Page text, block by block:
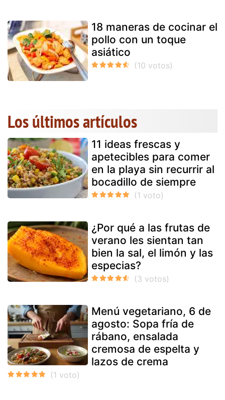
18 maneras de cocinar el
pollo con un toque
asiático
Los últimos artículos
11 ideas frescas y
apetecibles para comer
en la playa sin recurrir al
bocadillo de siempre
¿Por qué a las frutas de
verano les sientan tan
bien la sal, el limón y las
especias?
Menú vegetariano, 6 de
agosto: Sopa fría de
rábano, ensalada
cremosa de espelta y
lazos de crema